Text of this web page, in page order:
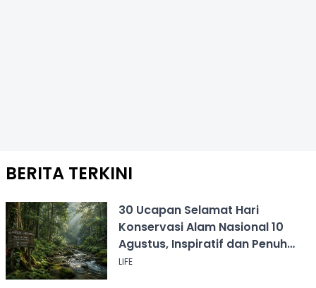
BERITA TERKINI
30 Ucapan Selamat Hari
Konservasi Alam Nasional 10
Agustus, Inspiratif dan Penuh
Pesan
LIFE